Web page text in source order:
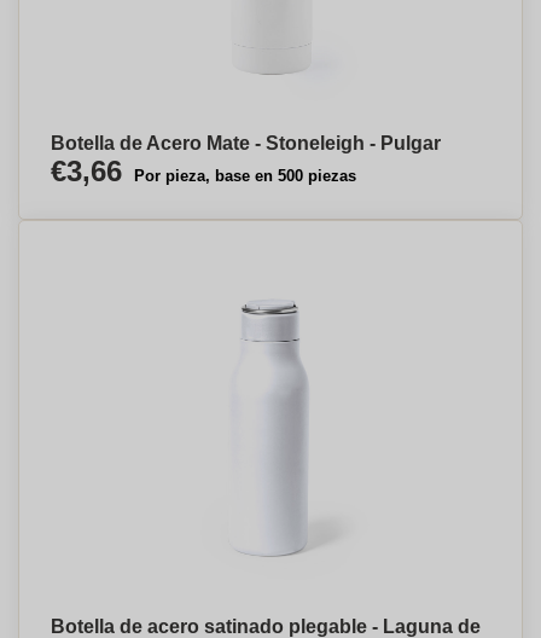
Botella de Acero Mate - Stoneleigh - Pulgar
€3,66 Por pieza, base en 500 piezas
Botella de acero satinado plegable - Laguna de